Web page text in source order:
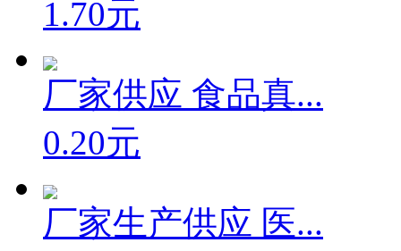
1.70元
厂家供应 食品真...
0.20元
厂家生产供应 医...